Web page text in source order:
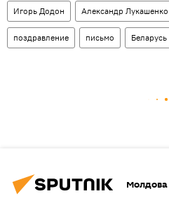
Игорь Додон Александр Лукашенко
поздравление письмо Беларусь
Молдова